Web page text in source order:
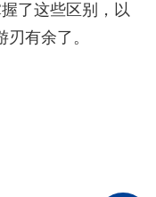
了这些区别，以
刃有余了。